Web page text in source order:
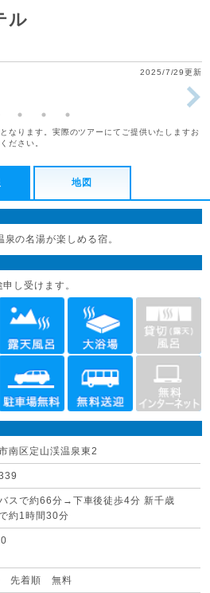
ル
2025/7/29更新
なります。実際のツアーにてご提供いたしますお
ださい。
地図
の名湯が楽しめる宿。
し受けます。
南区定山渓温泉東2
スで約66分→下車後徒歩4分 新千歳
約1時間30分
先着順 無料